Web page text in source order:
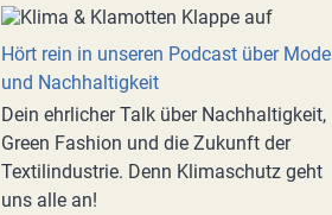
Hört rein in unseren Podcast über Mode
und Nachhaltigkeit
Dein ehrlicher Talk über Nachhaltigkeit,
Green Fashion und die Zukunft der
Textilindustrie. Denn Klimaschutz geht
uns alle an!